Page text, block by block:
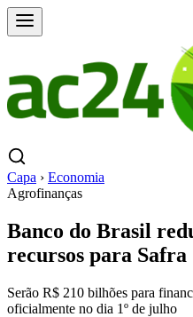
Capa › Economia
Agrofinanças
Banco do Brasil
recursos para Safra
Serão R$ 210 bilhões para
oficialmente no dia 1º de julho